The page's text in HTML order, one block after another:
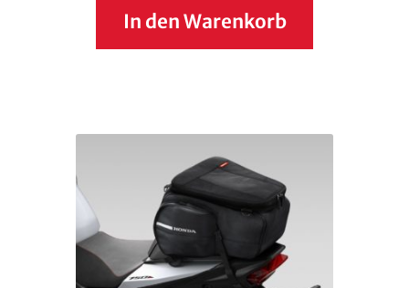
In den Warenkorb